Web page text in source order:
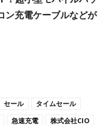
セール
タイムセール
急速充電
株式会社CIO